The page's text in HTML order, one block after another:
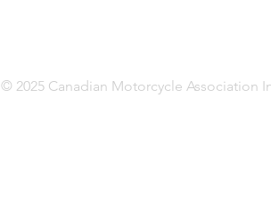
© 2025 Canadian Motorcycle Association